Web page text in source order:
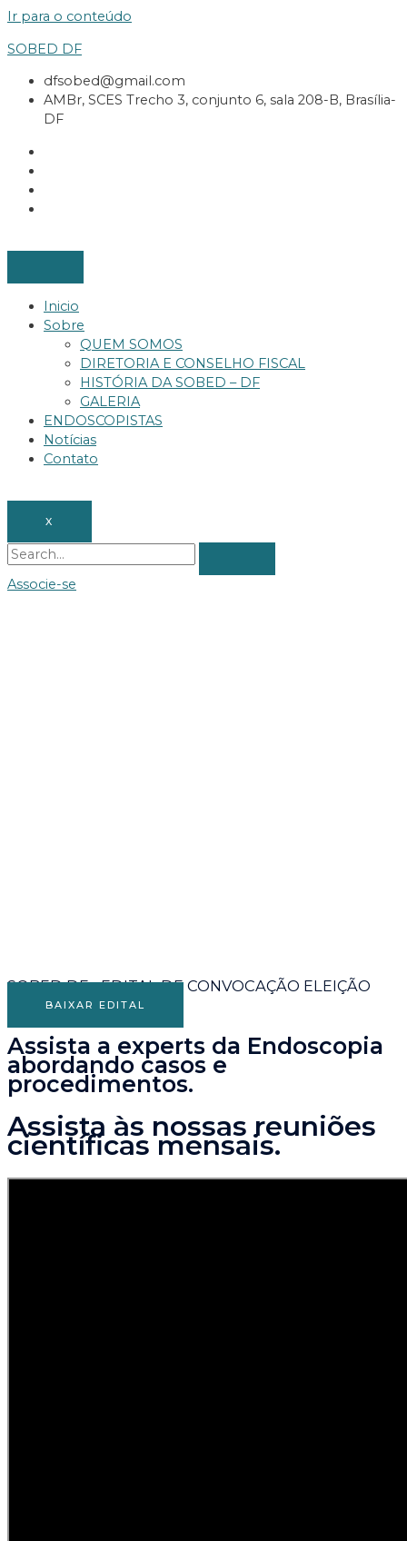
Ir para o conteúdo
SOBED DF
dfsobed@gmail.com
AMBr, SCES Trecho 3, conjunto 6, sala 208-B, Brasília-
DF
Inicio
Sobre
QUEM SOMOS
DIRETORIA E CONSELHO FISCAL
HISTÓRIA DA SOBED – DF
GALERIA
ENDOSCOPISTAS
Notícias
Contato
X
Associe-se
SOBED DF - EDITAL DE CONVOCAÇÃO ELEIÇÃO
BAIXAR EDITAL
Assista a experts da Endoscopia
abordando casos e
procedimentos.
Assista às nossas reuniões
científicas mensais.